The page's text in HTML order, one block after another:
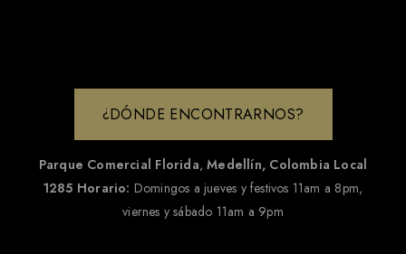
¿DÓNDE ENCONTRARNOS?
Parque Comercial Florida,Medellín, Colombia Local
1285 Horario: Domingos a jueves y festivos 11am a 8pm,
viernes y sábado 11am a 9pm